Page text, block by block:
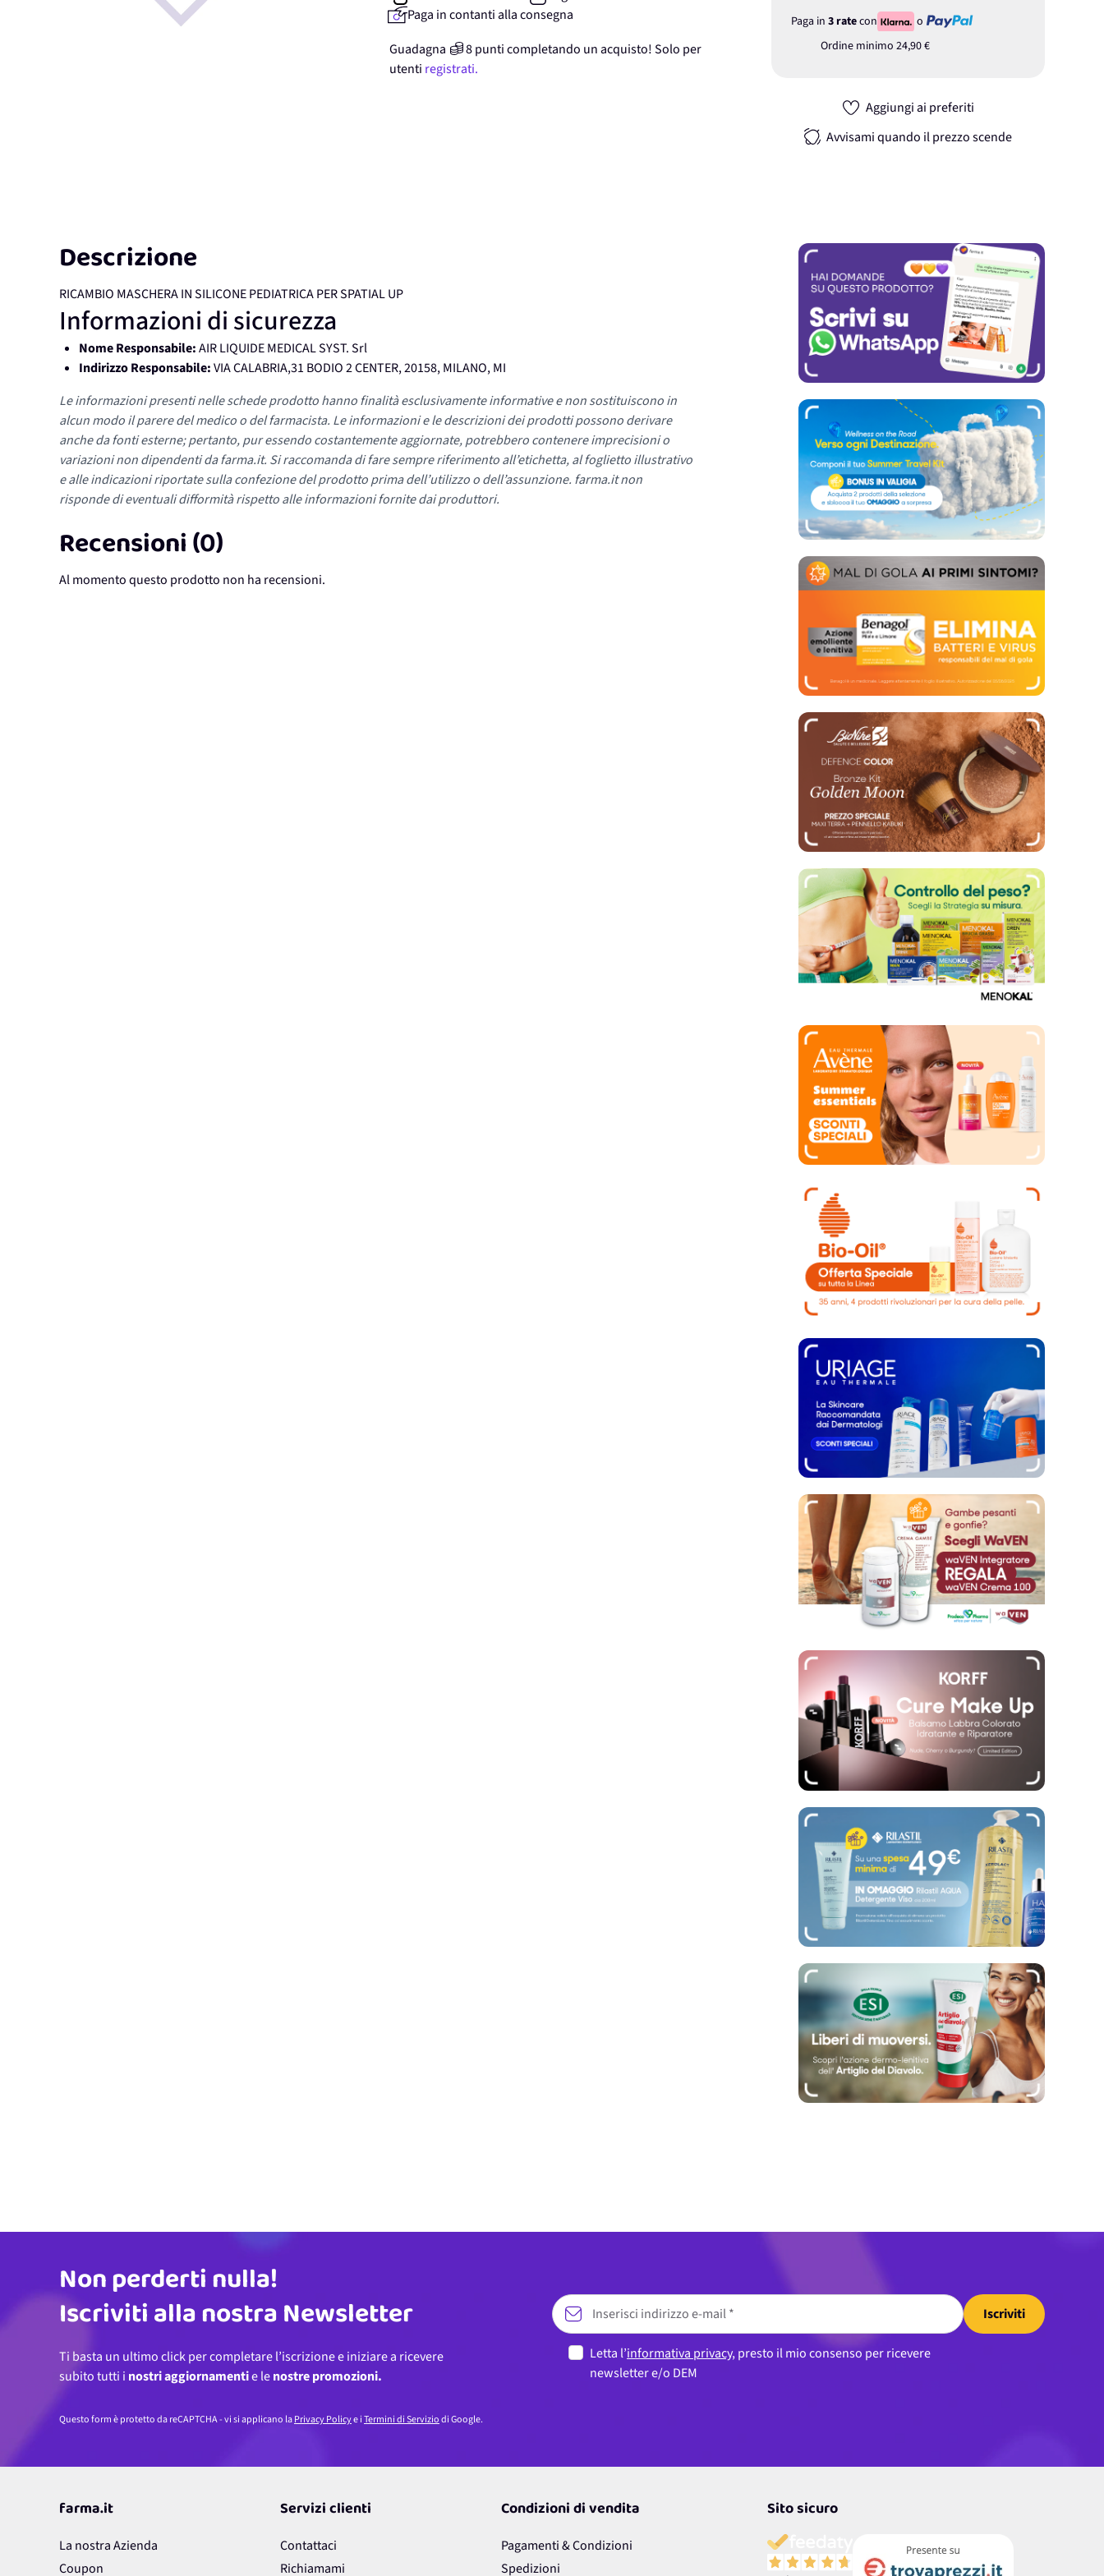
Paga in 3 ratecon
o
Ordine minimo 24,90 €
Aggiungi ai preferiti
Avvisami quando il prezzo scende
Paga in contanti alla consegna
Guadagna
8punticompletando un acquisto! Solo per
utenti registrati.
Descrizione
RICAMBIO MASCHERA IN SILICONE PEDIATRICA PER SPATIAL UP
Informazioni di sicurezza
Nome Responsabile:AIR LIQUIDE MEDICAL SYST. Srl
Indirizzo Responsabile:VIA CALABRIA,31 BODIO 2 CENTER, 20158, MILANO, MI
Le informazioni presenti nelle schede prodotto hanno finalità esclusivamente informative e non sostituiscono in
alcun modo il parere del medico o del farmacista. Le informazioni e le descrizioni dei prodotti possono derivare
anche da fonti esterne; pertanto, pur essendo costantemente aggiornate, potrebbero contenere imprecisioni o
variazioni non dipendenti da farma.it. Si raccomanda di fare sempre riferimento all’etichetta, al foglietto illustrativo
e alle indicazioni riportate sulla confezione del prodotto prima dell’utilizzo o dell’assunzione. farma.it non
risponde di eventuali difformità rispetto alle informazioni fornite dai produttori.
Recensioni (0)
Al momento questo prodotto non ha recensioni.
Indirizzo email
Non perderti nulla!
Iscriviti alla nostra Newsletter
Ti basta un ultimo click per completare l’iscrizione e iniziare a ricevere
subito tutti i nostri aggiornamentie lenostre promozioni.
Iscriviti
Letta l’informativa privacy, presto il mio consenso per ricevere
newsletter e/o DEM
Questo form è protetto da reCAPTCHA - vi si applicano laPrivacy Policye iTermini di Serviziodi Google.
farma.it
La nostra Azienda
Coupon
Servizi clienti
Contattaci
Richiamami
Condizioni di vendita
Pagamenti & Condizioni
Spedizioni
Sito sicuro